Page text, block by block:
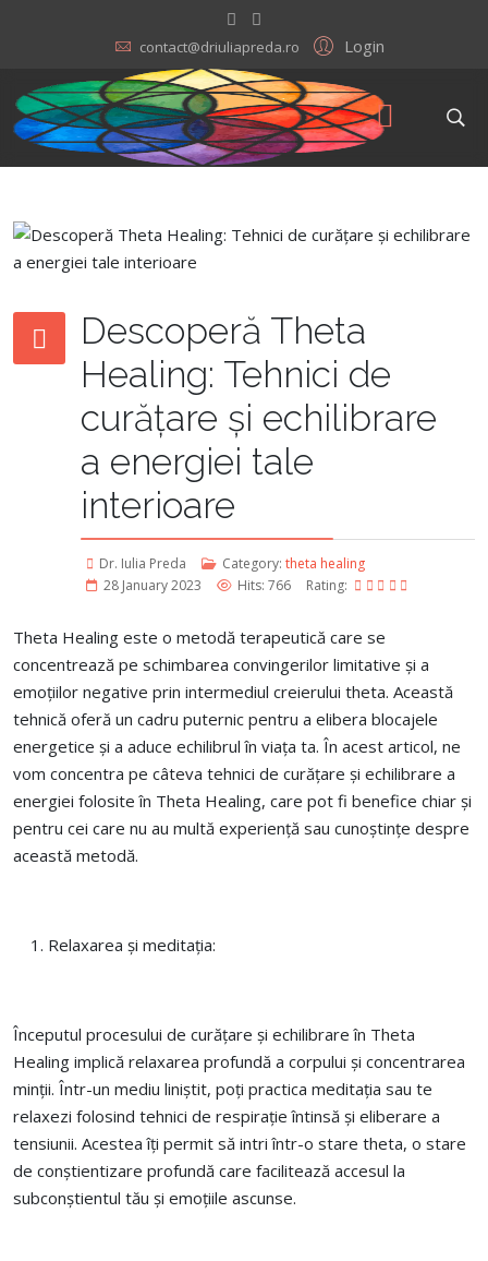
Login
contact@driuliapreda.ro
Descoperă Theta
Healing: Tehnici de
curățare și echilibrare
a energiei tale
interioare
Dr. Iulia Preda Category: theta healing
28 January 2023
Hits: 766 Rating:
Theta Healing este o metodă terapeutică care se
concentrează pe schimbarea convingerilor limitative și a
emoțiilor negative prin intermediul creierului theta. Această
tehnică oferă un cadru puternic pentru a elibera blocajele
energetice și a aduce echilibrul în viața ta. În acest articol, ne
vom concentra pe câteva tehnici de curățare și echilibrare a
energiei folosite în Theta Healing, care pot fi benefice chiar și
pentru cei care nu au multă experiență sau cunoștințe despre
această metodă.
Relaxarea și meditația:
Începutul procesului de curățare și echilibrare în Theta
Healing implică relaxarea profundă a corpului și concentrarea
minții. Într-un mediu liniștit, poți practica meditația sau te
relaxezi folosind tehnici de respirație întinsă și eliberare a
tensiunii. Acestea îți permit să intri într-o stare theta, o stare
de conștientizare profundă care facilitează accesul la
subconștientul tău și emoțiile ascunse.